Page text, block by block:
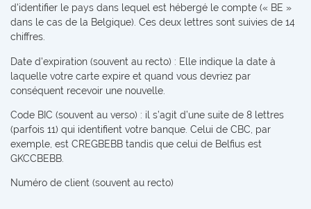
d'identifier le pays dans lequel est hébergé le compte (« BE »
dans le cas de la Belgique). Ces deux lettres sont suivies de 14
chiffres.
Date d'expiration (souvent au recto) : Elle indique la date à
laquelle votre carte expire et quand vous devriez par
conséquent recevoir une nouvelle.
Code BIC (souvent au verso) : il s’agit d’une suite de 8 lettres
(parfois 11) qui identifient votre banque. Celui de CBC, par
exemple, est CREGBEBB tandis que celui de Belfius est
GKCCBEBB.
Numéro de client (souvent au recto)